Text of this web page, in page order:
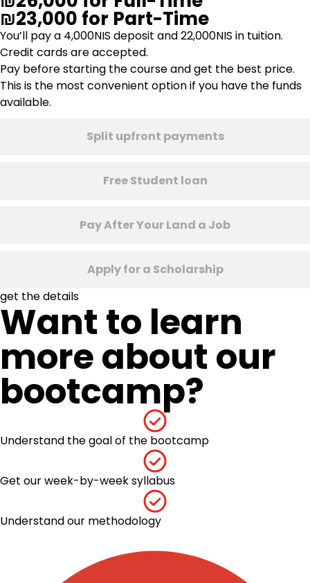
Split upfront payments
Free Student loan
Pay After Your Land a Job
Apply for a Scholarship
₪23,000 for Part-Time
You’ll pay a 4,000NIS deposit and 22,000NIS in tuition.
Credit cards are accepted.
Pay before starting the course and get the best price.
This is the most convenient option if you have the funds
available.
get the details
Want to learn
more about our
bootcamp?
Understand the goal of the bootcamp
Get our week-by-week syllabus
Understand our methodology